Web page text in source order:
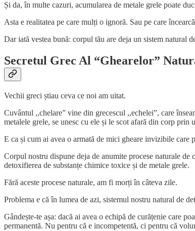
Și da, în multe cazuri, acumularea de metale grele poate
Asta e realitatea pe care mulți o ignoră. Sau pe care
Dar iată vestea bună: corpul tău are deja un sistem natural
Secretul Grec Al “Ghearelor”
Vechii greci știau ceva ce noi am uitat.
Cuvântul ,,chelare” vine din grecescul ,,echelei”, care
metalele grele, se unesc cu ele și le scot afară din corp prin
E ca și cum ai avea o armată de mici gheare invizibile
Corpul nostru dispune deja de anumite procese naturale
detoxifierea de substanțe chimice toxice și de metale grele.
Fără aceste procese naturale, am fi morți în câteva zile.
Problema e că în lumea de azi, sistemul nostru natural de
Gândește-te așa: dacă ai avea o echipă de curățenie care
permanentă. Nu pentru că e incompetentă, ci pentru că